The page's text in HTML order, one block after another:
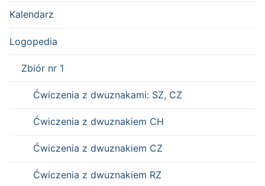
Kalendarz
Logopedia
Zbiór nr 1
Ćwiczenia z dwuznakami: SZ, CZ
Ćwiczenia z dwuznakiem CH
Ćwiczenia z dwuznakiem CZ
Ćwiczenia z dwuznakiem RZ